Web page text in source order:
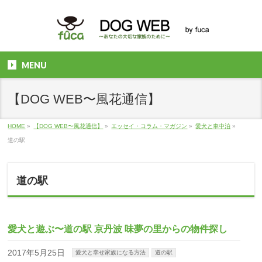
MENU
【DOG WEB〜風花通信】
HOME » 【DOG WEB〜風花通信】 » エッセイ・コラム・マガジン » 愛犬と車中泊 »
道の駅
道の駅
愛犬と遊ぶ〜道の駅 京丹波 味夢の里からの物件探し
2017年5月25日 愛犬と幸せ家族になる方法 道の駅